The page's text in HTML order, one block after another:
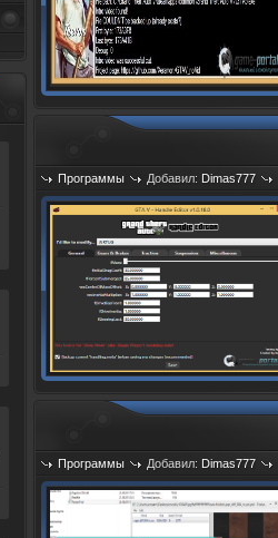
Программы Добавил: Dimas777
Программы Добавил: Dimas777